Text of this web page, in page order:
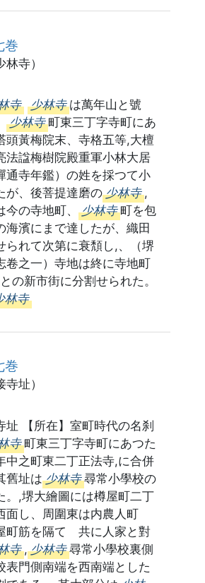
巻
林寺）
寺 少林寺 は萬年山と號
少林寺 町東三丁字寺町にあ
頭黃梅院末、寺格五等,大檀
法諡梅樹院殿重軍小林大居
通寺年鑑）の姓を採つて小
が、後菩提達磨の 少林寺 ,
今の寺地町、少林寺 町を包
海濱にまで達したが、織田
られて次第に衰頽し,、（堺
卷之一）寺地は終に寺地町
の新市街に分割せられた。
林寺
巻
寺址）
址 【所在】室町時代の名刹
寺 町東三丁字寺町にあつた
中之町東二丁正法寺,に合併
舊址は 少林寺 尋常小學校の
。,堺大繪圖には樽屋町二丁
面し、周圍東は内農人町
町筋を隔てゝ共に人家と對
寺 , 少林寺 尋常小學校裏側
表門側南端を西南端とした